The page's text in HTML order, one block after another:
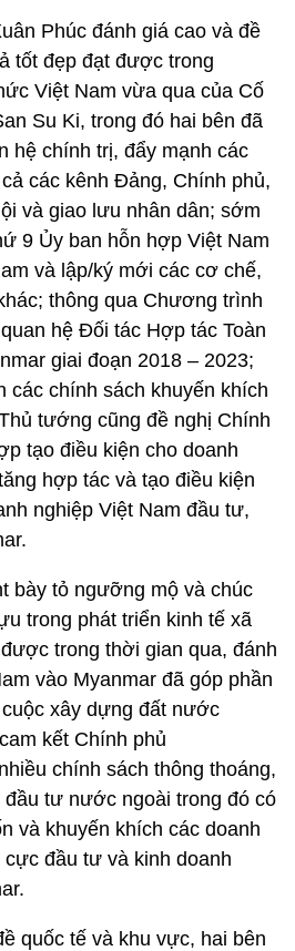
Phúc đánh giá cao và đề
tốt đẹp đạt được trong
Việt Nam vừa qua của Cố
Su Ki, trong đó hai bên đã
hệ chính trị, đẩy mạnh các
các kênh Đảng, Chính phủ,
và giao lưu nhân dân; sớm
9 Ủy ban hỗn hợp Việt Nam
và lập/ký mới các cơ chế,
thông qua Chương trình
hệ Đối tác Hợp tác Toàn
giai đoạn 2018 – 2023;
các chính sách khuyến khích
tướng cũng đề nghị Chính
tạo điều kiện cho doanh
hợp tác và tạo điều kiện
nghiệp Việt Nam đầu tư,
bày tỏ ngưỡng mộ và chúc
trong phát triển kinh tế xã
trong thời gian qua, đánh
vào Myanmar đã góp phần
xây dựng đất nước
kết Chính phủ
chính sách thông thoáng,
tư nước ngoài trong đó có
và khuyến khích các doanh
đầu tư và kinh doanh
quốc tế và khu vực, hai bên